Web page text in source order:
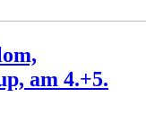
am 4.+5.